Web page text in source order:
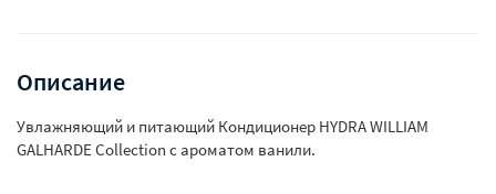
Описание
Увлажняющий и питающий Кондиционер HYDRA WILLIAM
GALHARDE Collection с ароматом ванили.